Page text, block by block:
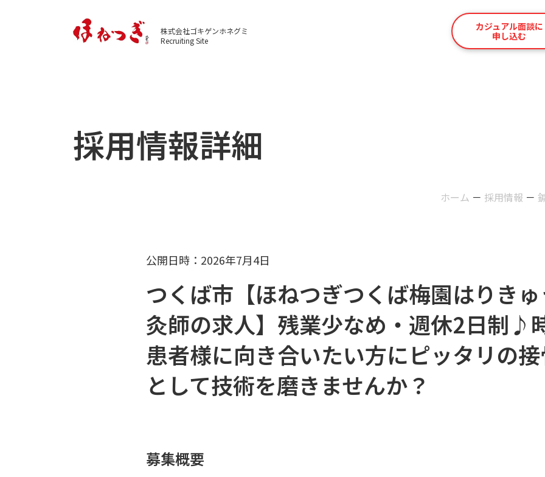
株式会社ゴキゲンホネグミ
Recruiting Site
カジュアル面談に
申し込む
採用情報詳細
ホーム － 採用情報 －
公開日時： 2026年7月4日
つくば市【ほねつぎつくば梅園はりき
灸師の求人】残業少なめ・週休2日制♪
患者様に向き合いたい方にピッタリの
として技術を磨きませんか？
募集概要